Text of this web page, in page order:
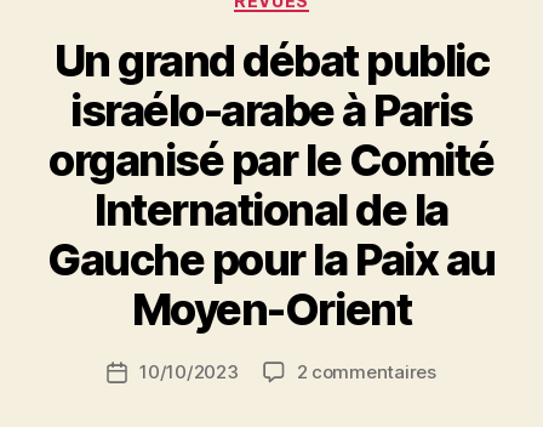
Un grand débat public
israélo-arabe à Paris
organisé par le Comité
International de la
Gauche pour la Paix au
Moyen-Orient
Auteur
P
a
S
N
Date10/10/2023 2 commentairessur